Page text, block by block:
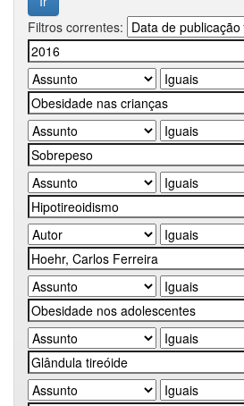
Filtros correntes: